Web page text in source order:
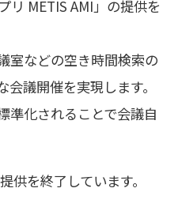
リ METIS AMI」の提供を
室などの空き時間検索の
議開催を実現します。
準化されることで会議自
供を終了しています。